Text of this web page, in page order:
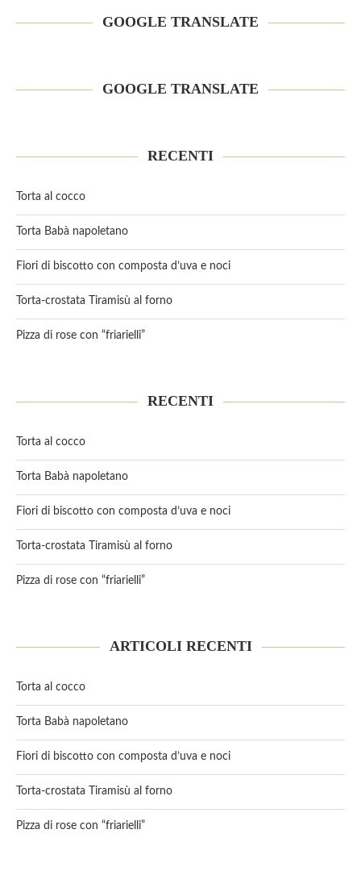
GOOGLE TRANSLATE
GOOGLE TRANSLATE
RECENTI
Torta al cocco
Torta Babà napoletano
Fiori di biscotto con composta d’uva e noci
Torta-crostata Tiramisù al forno
Pizza di rose con “friarielli”
RECENTI
Torta al cocco
Torta Babà napoletano
Fiori di biscotto con composta d’uva e noci
Torta-crostata Tiramisù al forno
Pizza di rose con “friarielli”
ARTICOLI RECENTI
Torta al cocco
Torta Babà napoletano
Fiori di biscotto con composta d’uva e noci
Torta-crostata Tiramisù al forno
Pizza di rose con “friarielli”